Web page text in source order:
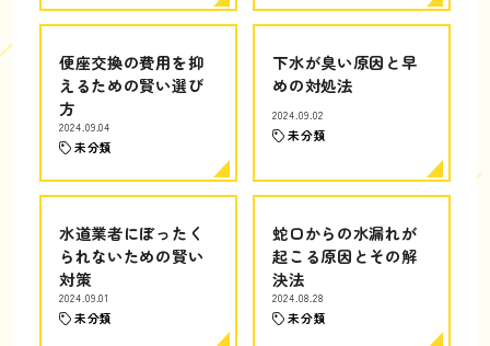
便座交換の費用を抑
えるための賢い選び
方
2024.09.04
未分類
下水が臭い原因と早
めの対処法
2024.09.02
未分類
水道業者にぼったく
られないための賢い
対策
2024.09.01
未分類
蛇口からの水漏れが
起こる原因とその解
決法
2024.08.28
未分類